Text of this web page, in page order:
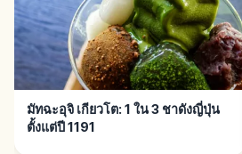
มัทฉะอุจิ เกียวโต: 1 ใน 3 ชาดังญี่ปุ่น
ตั้งแต่ปี 1191